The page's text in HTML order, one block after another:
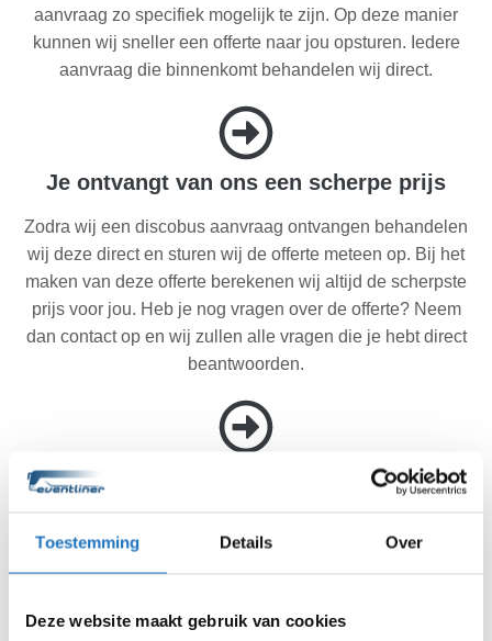
Toestemming Details Over
Deze website maakt gebruik van cookies
aanvraag zo specifiek mogelijk te zijn. Op deze manier
kunnen wij sneller een offerte naar jou opsturen. Iedere
aanvraag die binnenkomt behandelen wij direct.
Je ontvangt van ons een scherpe prijs
Zodra wij een discobus aanvraag ontvangen behandelen
wij deze direct en sturen wij de offerte meteen op. Bij het
maken van deze offerte berekenen wij altijd de scherpste
prijs voor jou. Heb je nog vragen over de offerte? Neem
dan contact op en wij zullen alle vragen die je hebt direct
beantwoorden.
Akkoord met de offerte? Wij doen de rest.
de rest. Jij hebt dus geen reden meer om te stressen. Wij
zijn altijd op tijd met de discobus op de afgesproken
veilig van A naar B. Wij regelen alles en jij kan van je dag